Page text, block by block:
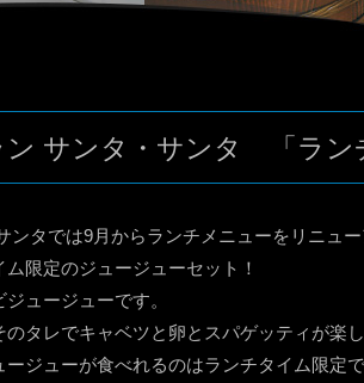
サンタ・サンタ 「ラン
タでは9月からランチメニューをリニュー
限定のジュージューセット！
ュージューです。
タレでキャベツと卵とスパゲッティが楽し
ジューが食べれるのはランチタイム限定